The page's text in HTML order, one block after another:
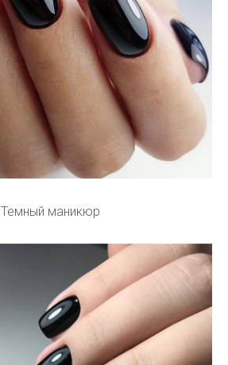
Темный маникюр